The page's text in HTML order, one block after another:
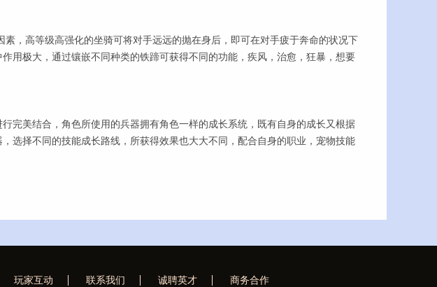
高等级高强化的坐骑可将对手远远的抛在身后，即可在对手疲于奔命的状况下
用极大，通过镶嵌不同种类的铁蹄可获得不同的功能，疾风，治愈，狂暴，想要
美结合，角色所使用的兵器拥有角色一样的成长系统，既有自身的成长又根据
选择不同的技能成长路线，所获得效果也大大不同，配合自身的职业，宠物技能
玩家互动 联系我们 诚聘英才 商务合作